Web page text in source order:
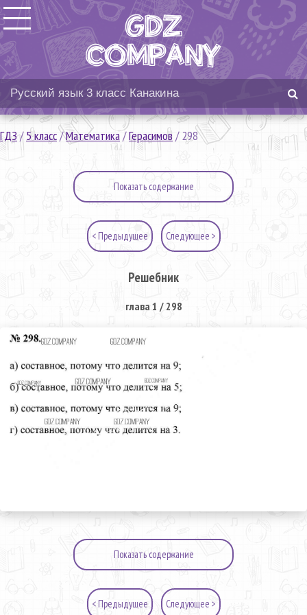
ГДЗ/5 класс/Математика/Герасимов/298
Показать содержание
< Предыдущее Следующее >
Решебник
глава 1 / 298
Показать содержание
< Предыдущее Следующее >